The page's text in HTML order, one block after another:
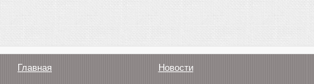
Главная Новости